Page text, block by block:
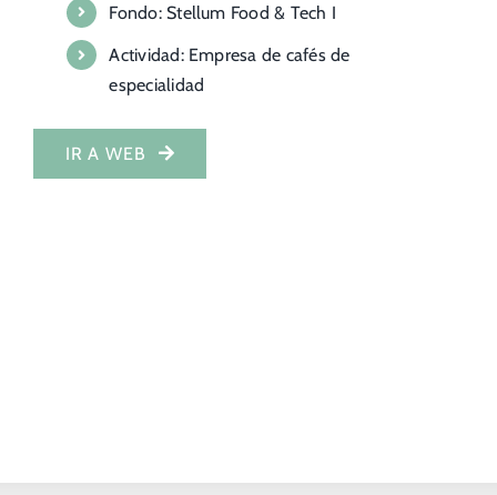
Fondo: Stellum Food & Tech I
Actividad: Empresa de cafés de
especialidad
IR A WEB